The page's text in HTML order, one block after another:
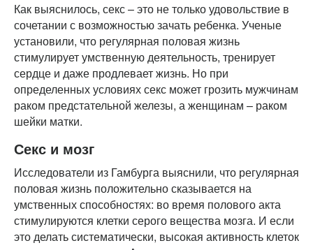
Как выяснилось, секс – это не только удовольствие в
сочетании с возможностью зачать ребенка. Ученые
установили, что регулярная половая жизнь
стимулирует умственную деятельность, тренирует
сердце и даже продлевает жизнь. Но при
определенных условиях секс может грозить мужчинам
раком предстательной железы, а женщинам – раком
шейки матки.
Секс и мозг
Исследователи из Гамбурга выяснили, что регулярная
половая жизнь положительно сказывается на
умственных способностях: во время полового акта
стимулируются клетки серого вещества мозга. И если
это делать систематически, высокая активность клеток